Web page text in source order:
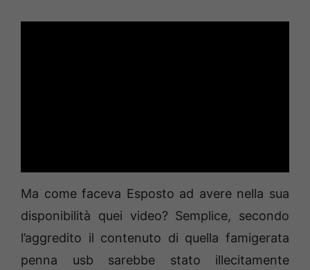
Ma come faceva Esposto ad avere nella sua
disponibilità quei video? Semplice, secondo
l’aggredito il contenuto di quella famigerata
penna usb sarebbe stato illecitamente